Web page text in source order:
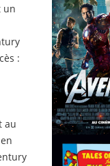
un
:
au